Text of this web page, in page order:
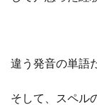
違う発音の単語
そして、スペル